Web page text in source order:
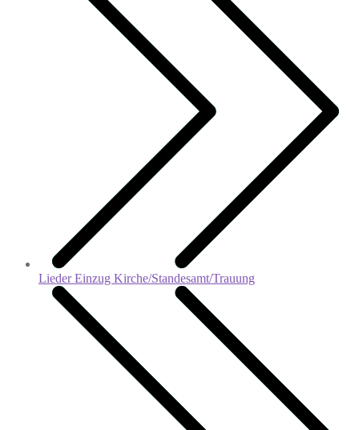
Lieder Einzug Kirche/Standesamt/Trauung